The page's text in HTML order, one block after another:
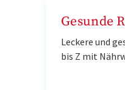
Gesunde
Leckere und
bis Z mit